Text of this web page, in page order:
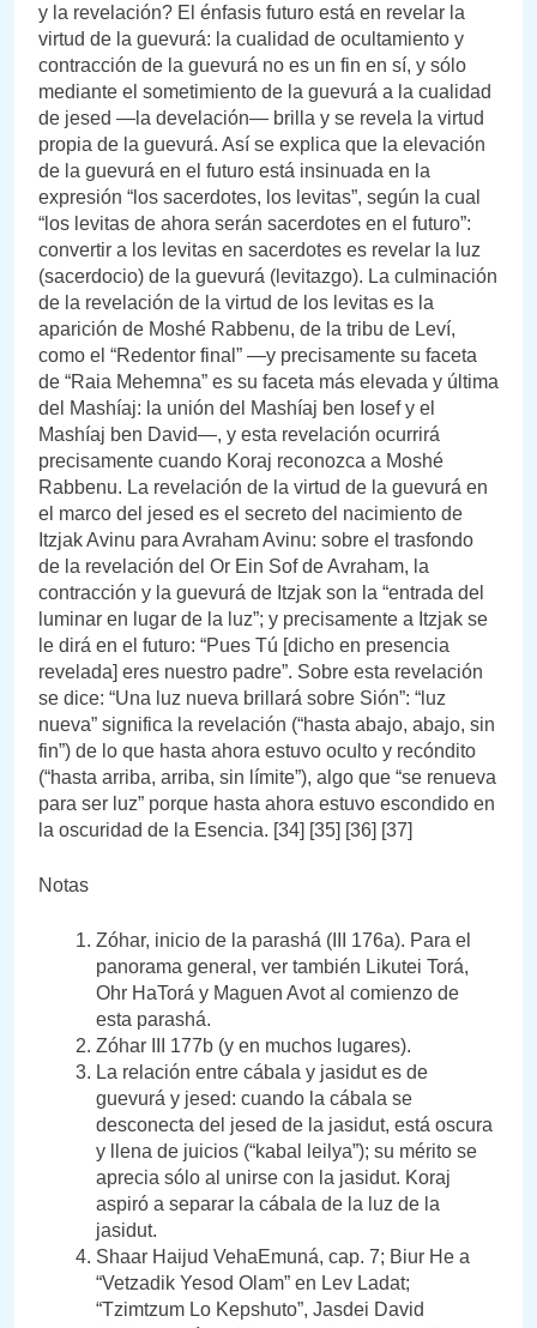
y la revelación? El énfasis futuro está en revelar la
virtud de la guevurá: la cualidad de ocultamiento y
contracción de la guevurá no es un fin en sí, y sólo
mediante el sometimiento de la guevurá a la cualidad
de jesed —la develación— brilla y se revela la virtud
propia de la guevurá. Así se explica que la elevación
de la guevurá en el futuro está insinuada en la
expresión “los sacerdotes, los levitas”, según la cual
“los levitas de ahora serán sacerdotes en el futuro”:
convertir a los levitas en sacerdotes es revelar la luz
(sacerdocio) de la guevurá (levitazgo). La culminación
de la revelación de la virtud de los levitas es la
aparición de Moshé Rabbenu, de la tribu de Leví,
como el “Redentor final” —y precisamente su faceta
de “Raia Mehemna” es su faceta más elevada y última
del Mashíaj: la unión del Mashíaj ben Iosef y el
Mashíaj ben David—, y esta revelación ocurrirá
precisamente cuando Koraj reconozca a Moshé
Rabbenu. La revelación de la virtud de la guevurá en
el marco del jesed es el secreto del nacimiento de
Itzjak Avinu para Avraham Avinu: sobre el trasfondo
de la revelación del Or Ein Sof de Avraham, la
contracción y la guevurá de Itzjak son la “entrada del
luminar en lugar de la luz”; y precisamente a Itzjak se
le dirá en el futuro: “Pues Tú [dicho en presencia
revelada] eres nuestro padre”. Sobre esta revelación
se dice: “Una luz nueva brillará sobre Sión”: “luz
nueva” significa la revelación (“hasta abajo, abajo, sin
fin”) de lo que hasta ahora estuvo oculto y recóndito
(“hasta arriba, arriba, sin límite”), algo que “se renueva
para ser luz” porque hasta ahora estuvo escondido en
la oscuridad de la Esencia. [34] [35] [36] [37]
Notas
Zóhar, inicio de la parashá (III 176a). Para el
panorama general, ver también Likutei Torá,
Ohr HaTorá y Maguen Avot al comienzo de
esta parashá.
Zóhar III 177b (y en muchos lugares).
La relación entre cábala y jasidut es de
guevurá y jesed: cuando la cábala se
desconecta del jesed de la jasidut, está oscura
y llena de juicios (“kabal leilya”); su mérito se
aprecia sólo al unirse con la jasidut. Koraj
aspiró a separar la cábala de la luz de la
jasidut.
Shaar Haijud VehaEmuná, cap. 7; Biur He a
“Vetzadik Yesod Olam” en Lev Ladat;
“Tzimtzum Lo Kepshuto”, Jasdei David